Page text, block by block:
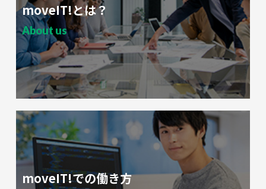
moveIT!とは？
About us
moveIT!での働き方